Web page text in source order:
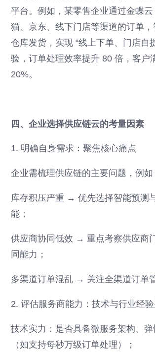
平台。例如，某零售企业通过金蝶
猫、京东、线下门店等渠道的订单
仓库发货，实现 “线上下单、门店自
验，订单处理效率提升 80 倍，客户
20%。
四、企业选择供应链云的考量因素
1. 明确自身需求：聚焦核心痛点
企业需梳理供应链的主要问题，例如
库存积压严重 → 优先选择智能预测
能；
供应商协同低效 → 重点考察供应商
同能力；
多渠道订单混乱 → 关注全渠道订单
2. 评估服务商能力：技术与行业经
技术实力：是否具备微服务架构、弹
（如支持每秒万级订单处理）；